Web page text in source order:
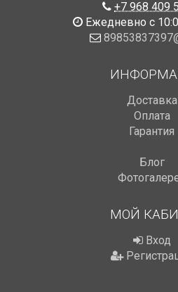
+7 968 409
Ежедневно с
Доставка
Оплата
Гарантия
Блог
МОЙ
Вход